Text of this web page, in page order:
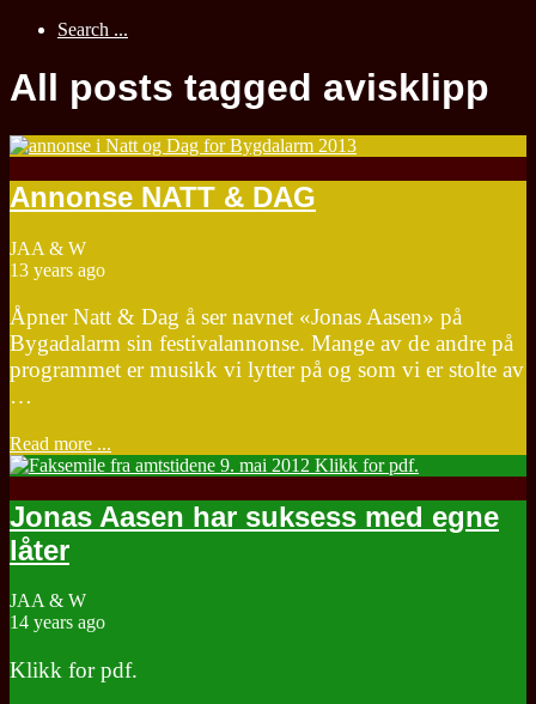
Search ...
All posts tagged avisklipp
Annonse NATT & DAG
JAA & W
13 years ago
Åpner Natt & Dag å ser navnet «Jonas Aasen» på
Bygadalarm sin festivalannonse. Mange av de andre på
programmet er musikk vi lytter på og som vi er stolte av
…
Read more ...
Jonas Aasen har suksess med egne
låter
JAA & W
14 years ago
Klikk for pdf.